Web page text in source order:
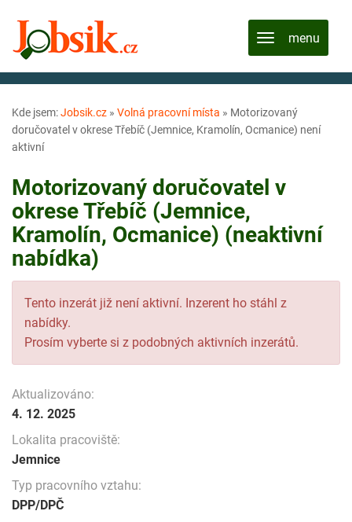
Kde jsem:Jobsik.cz » Volná pracovní místa » Motorizovaný
doručovatel v okrese Třebíč (Jemnice, Kramolín, Ocmanice) není
aktivní
Motorizovaný doručovatel v
okrese Třebíč (Jemnice,
Kramolín, Ocmanice) (neaktivní
nabídka)
Tento inzerát již není aktivní. Inzerent ho stáhl z
nabídky.
Prosím vyberte si z podobných aktivních inzerátů.
Aktualizováno:
4. 12. 2025
Lokalita pracoviště:
Jemnice
Typ pracovního vztahu:
DPP/DPČ